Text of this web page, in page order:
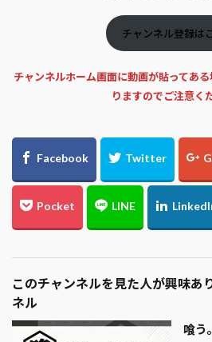
チャンネル登録は
チャンネルホーム画面に動画が貼ってあ
りますのでご注意く
このチャンネルを見た人が興味あ
ネル
喰う。